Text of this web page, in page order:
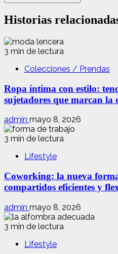
Historias
3 min de lectura
Colecciones / Prendas
Ropa íntima con estilo:
sujetadores que marcan la
admin mayo 8, 2026
3 min de lectura
Lifestyle
Coworking: la nueva
compartidos eficientes y
admin mayo 8, 2026
3 min de lectura
Lifestyle